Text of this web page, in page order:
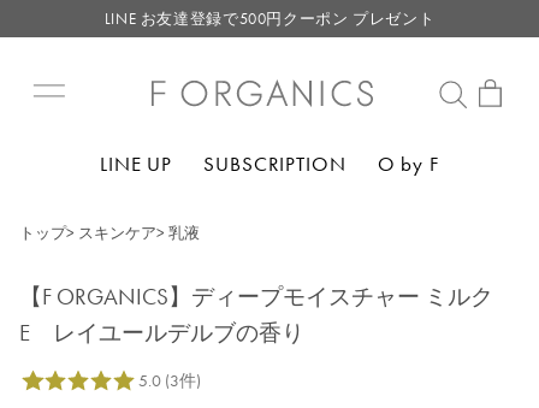
LINE お友達登録で500円クーポン プレゼント
【重要】お盆期間中のお問い合わせと商品配送に関しまして
LINE お友達登録で500円クーポン プレゼント
LINE UP SUBSCRIPTION O by F
トップ> スキンケア> 乳液
【F ORGANICS】ディープモイスチャー ミルク
E レイユールデルブの香り